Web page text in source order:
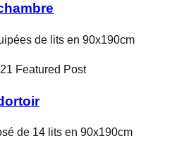
de lits en 90x190cm
Featured Post
de 14 lits en 90x190cm